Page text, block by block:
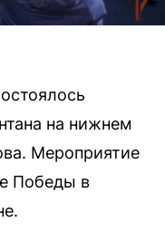
на нижнем
Мероприятие
Победы в